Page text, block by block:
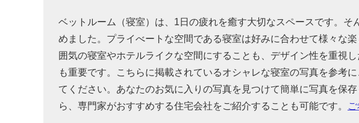
ベットルーム（寝室）は、1日の疲れを癒す大切なスペースです。
めました。プライべートな空間である寝室は好みに合わせて様々な
囲気の寝室やホテルライクな空間にすることも、デザイン性を重視
も重要です。こちらに掲載されているオシャレな寝室の写真を参考
てください。あなたのお気に入りの写真を見つけて簡単に写真を保
ら、専門家がおすすめする住宅会社をご紹介することも可能です。